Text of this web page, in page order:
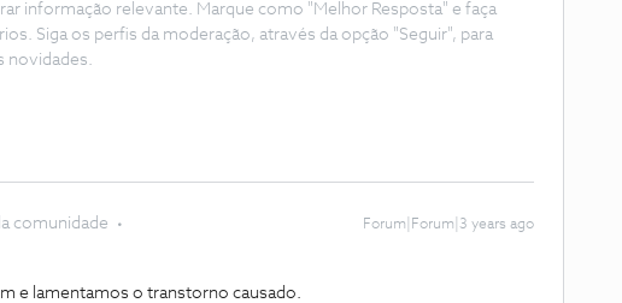
informação relevante. Marque como "Melhor Resposta" e faça
Siga os perfis da moderação, através da opção "Seguir", para
novidades.
comunidade Forum|Forum|3 years ago
e lamentamos o transtorno causado.